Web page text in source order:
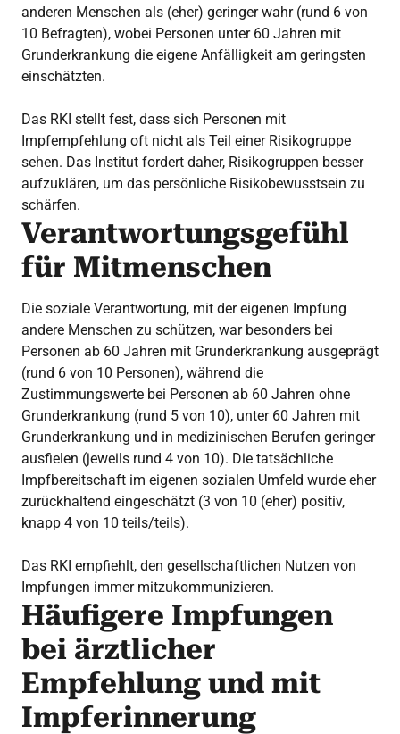
anderen Menschen als (eher) geringer wahr (rund 6 von
10 Befragten), wobei Personen unter 60 Jahren mit
Grunderkrankung die eigene Anfälligkeit am geringsten
einschätzten.
Das RKI stellt fest, dass sich Personen mit
Impfempfehlung oft nicht als Teil einer Risikogruppe
sehen. Das Institut fordert daher, Risikogruppen besser
aufzuklären, um das persönliche Risikobewusstsein zu
schärfen.
Verantwortungsgefühl
für Mitmenschen
Die soziale Verantwortung, mit der eigenen Impfung
andere Menschen zu schützen, war besonders bei
Personen ab 60 Jahren mit Grunderkrankung ausgeprägt
(rund 6 von 10 Personen), während die
Zustimmungswerte bei Personen ab 60 Jahren ohne
Grunderkrankung (rund 5 von 10), unter 60 Jahren mit
Grunderkrankung und in medizinischen Berufen geringer
ausfielen (jeweils rund 4 von 10). Die tatsächliche
Impfbereitschaft im eigenen sozialen Umfeld wurde eher
zurückhaltend eingeschätzt (3 von 10 (eher) positiv,
knapp 4 von 10 teils/teils).
Das RKI empfiehlt, den gesellschaftlichen Nutzen von
Impfungen immer mitzukommunizieren.
Häufigere Impfungen
bei ärztlicher
Empfehlung und mit
Impferinnerung